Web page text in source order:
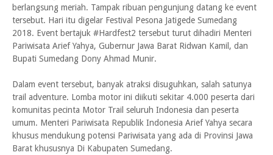
berlangsung meriah. Tampak ribuan pengunjung datang ke event
tersebut. Hari itu digelar Festival Pesona Jatigede Sumedang
2018. Event bertajuk #Hardfest2 tersebut turut dihadiri Menteri
Pariwisata Arief Yahya, Gubernur Jawa Barat Ridwan Kamil, dan
Bupati Sumedang Dony Ahmad Munir.
Dalam event tersebut, banyak atraksi disuguhkan, salah satunya
trail adventure. Lomba motor ini diikuti sekitar 4.000 peserta dari
komunitas pecinta Motor Trail seluruh Indonesia dan peserta
umum. Menteri Pariwisata Republik Indonesia Arief Yahya secara
khusus mendukung potensi Pariwisata yang ada di Provinsi Jawa
Barat khususnya Di Kabupaten Sumedang.